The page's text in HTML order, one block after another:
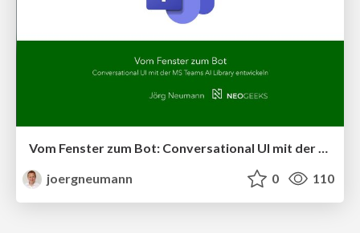
Vom Fenster zum Bot: Conversational UI mit der MS Teams AI Library entwickeln
joergneumann
0 110